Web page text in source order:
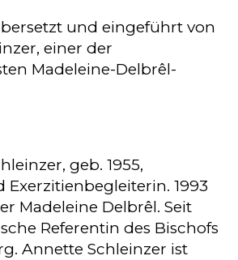
und eingeführt von
einer der
Madeleine-Delbrêl-
geb. 1955,
1993
Madeleine Delbrêl. Seit
Referentin des Bischofs
Annette Schleinzer ist